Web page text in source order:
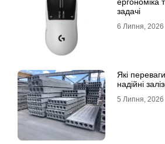
ергономіка
задачі
6 Липня, 2026
Які
надійні
5 Липня, 2026